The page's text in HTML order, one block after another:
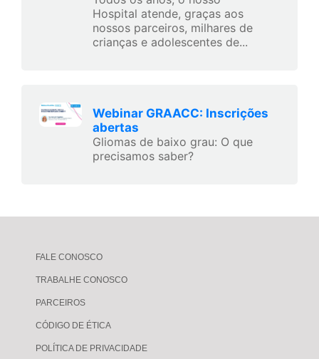
Hospital atende, graças aos
nossos parceiros, milhares de
crianças e adolescentes de...
Webinar GRAACC: Inscrições
abertas
Gliomas de baixo grau: O que
precisamos saber?
FALE CONOSCO
TRABALHE CONOSCO
PARCEIROS
CÓDIGO DE ÉTICA
POLÍTICA DE PRIVACIDADE